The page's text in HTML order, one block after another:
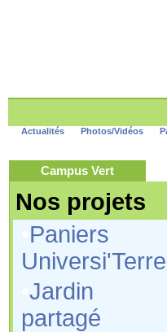
Actualités Photos/Vidéos
Campus Vert
Nos projets
Paniers
Universi'Terre
Jardin
partagé